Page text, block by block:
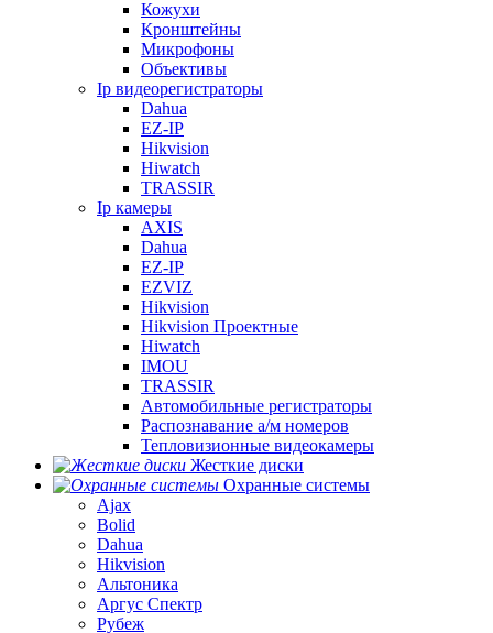
Кожухи
Кронштейны
Микрофоны
Объективы
Ip видеорегистраторы
Dahua
EZ-IP
Hikvision
Hiwatch
TRASSIR
Ip камеры
AXIS
Dahua
EZ-IP
EZVIZ
Hikvision
Hikvision Проектные
Hiwatch
IMOU
TRASSIR
Автомобильные регистраторы
Распознавание а/м номеров
Тепловизионные видеокамеры
Жесткие диски
Охранные системы
Ajax
Bolid
Dahua
Hikvision
Альтоника
Аргус Спектр
Рубеж